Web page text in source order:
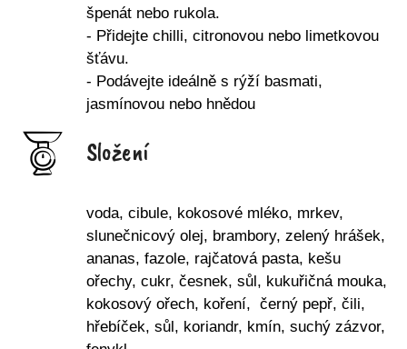
špenát nebo rukola.
- Přidejte chilli, citronovou nebo limetkovou
šťávu.
- Podávejte ideálně s rýží basmati,
jasmínovou nebo hnědou
Složení
voda, cibule, kokosové mléko, mrkev,
slunečnicový olej, brambory, zelený hrášek,
ananas, fazole, rajčatová pasta, kešu
ořechy, cukr, česnek, sůl, kukuřičná mouka,
kokosový ořech, koření, černý pepř, čili,
hřebíček, sůl, koriandr, kmín, suchý zázvor,